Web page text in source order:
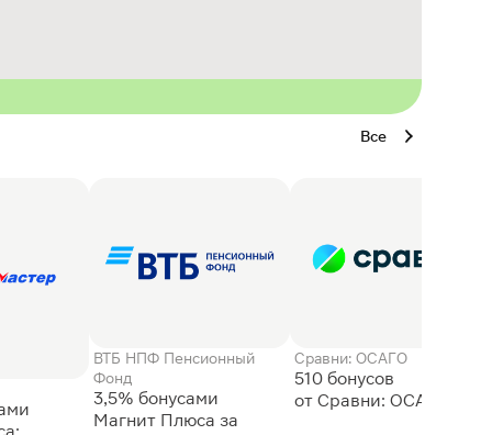
Все
ВТБ НПФ Пенсионный
Фонд
3,5% бонусами
Магнит Плюса за
Сравни: ОСАГО
510 бонусов